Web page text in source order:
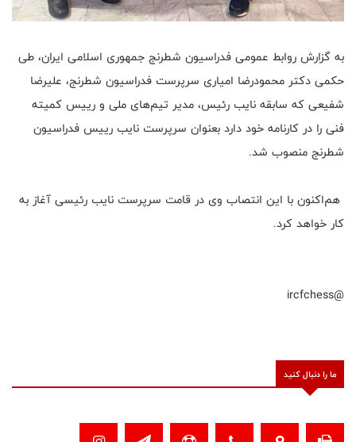
به گزارش روابط عمومی فدراسیون شطرنج جمهوری اسلامی ایران، طی
حکمی دکتر محمودرضا امیاری سرپرست فدراسیون شطرنج، علیرضا
شفیعی که سابقه نایب رئیس، مدیر تیم‌های ملی و رییس کمیته
فنی را در کارنامه خود دارد بعنوان سرپرست نایب رییس فدراسیون
شطرنج منصوب شد.
هم‌اکنون با این انتصاب وی در قامت سرپرست نایب رئیسی آغاز به
کار خواهد کرد.
@ircfchess
ما را دنبال کنید